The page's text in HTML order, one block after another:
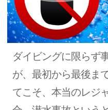
ダイビングに限らず
が、最初から最後ま
てこそ、本当のレジ